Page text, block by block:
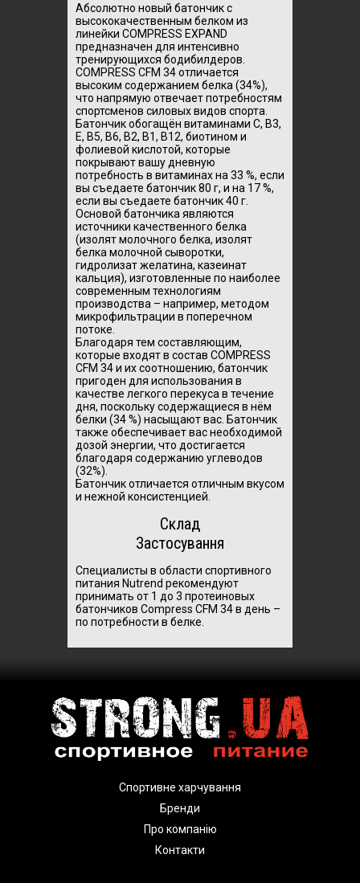
Абсолютно новый батончик с
высококачественным белком из
линейки COMPRESS EXPAND
предназначен для интенсивно
тренирующихся бодибилдеров.
COMPRESS CFM 34 отличается
высоким содержанием белка (34%),
что напрямую отвечает потребностям
спортсменов силовых видов спорта.
Батончик обогащён витаминами C, B3,
E, B5, B6, B2, B1, B12, биотином и
фолиевой кислотой, которые
покрывают вашу дневную
потребность в витаминах на 33 %, если
вы съедаете батончик 80 г, и на 17 %,
если вы съедаете батончик 40 г.
Основой батончика являются
источники качественного белка
(изолят молочного белка, изолят
белка молочной сыворотки,
гидролизат желатина, казеинат
кальция), изготовленные по наиболее
современным технологиям
производства – например, методом
микрофильтрации в поперечном
потоке.
Благодаря тем составляющим,
которые входят в состав COMPRESS
CFM 34 и их соотношению, батончик
пригоден для использования в
качестве легкого перекуса в течение
дня, поскольку содержащиеся в нём
белки (34 %) насыщают вас. Батончик
также обеспечивает вас необходимой
дозой энергии, что достигается
благодаря содержанию углеводов
(32%).
Батончик отличается отличным вкусом
и нежной консистенцией.
Склад
Застосування
Специалисты в области спортивного
питания Nutrend рекомендуют
принимать от 1 до 3 протеиновых
батончиков Compress CFM 34 в день –
по потребности в белке.
Спортивне харчування
Бренди
Про компанію
Контакти